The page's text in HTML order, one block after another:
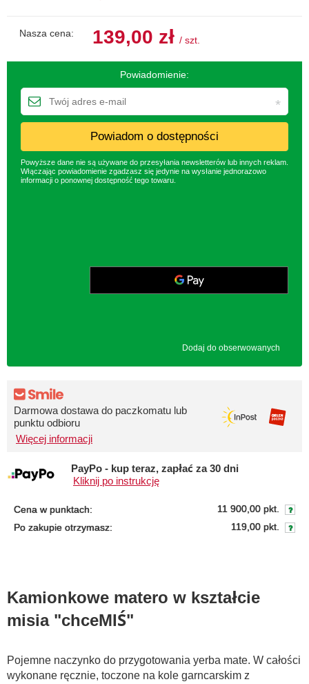
Nasza cena: 139,00 zł / szt.
Powiadomienie:
Powiadom o dostępności
Powyższe dane nie są używane do przesyłania newsletterów lub innych reklam.
Włączając powiadomienie zgadzasz się jedynie na wysłanie jednorazowo
informacji o ponownej dostępność tego towaru.
Dodaj do obserwowanych
Darmowa dostawa do paczkomatu lub
punktu odbioru
Więcej informacji
PayPo - kup teraz, zapłać za 30 dni
Kliknij po instrukcję
Cena w punktach:
11 900,00 pkt.
Po zakupie otrzymasz:
119,00 pkt.
Kamionkowe matero w kształcie
misia "chceMIŚ"
Pojemne naczynko do przygotowania yerba mate. W całości
wykonane ręcznie, toczone na kole garncarskim z